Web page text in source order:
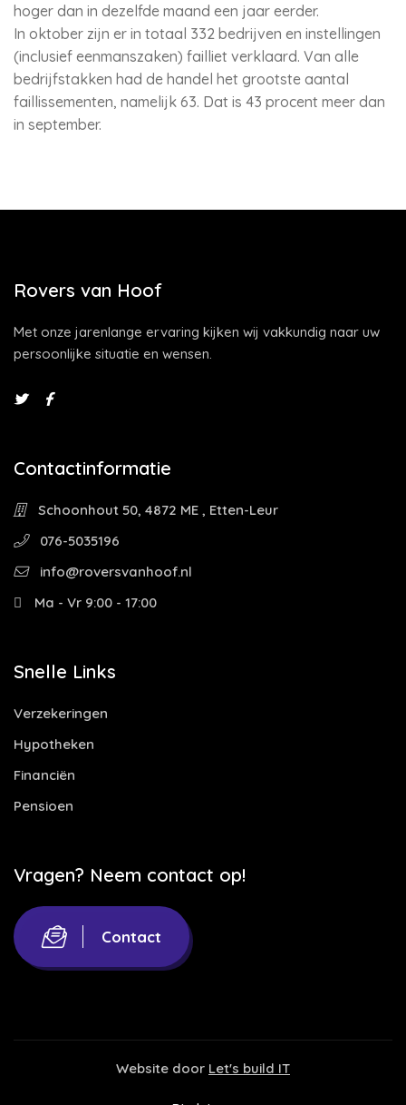
hoger dan in dezelfde maand een jaar eerder.
In oktober zijn er in totaal 332 bedrijven en instellingen
(inclusief eenmanszaken) failliet verklaard. Van alle
bedrijfstakken had de handel het grootste aantal
faillissementen, namelijk 63. Dat is 43 procent meer dan
in september.
Rovers van Hoof
Met onze jarenlange ervaring kijken wij vakkundig naar uw
persoonlijke situatie en wensen.
Contactinformatie
Schoonhout 50, 4872 ME , Etten-Leur
076-5035196
info@roversvanhoof.nl
Ma - Vr 9:00 - 17:00
Snelle Links
Verzekeringen
Hypotheken
Financiën
Pensioen
Vragen? Neem contact op!
Contact
Website door Let's build IT